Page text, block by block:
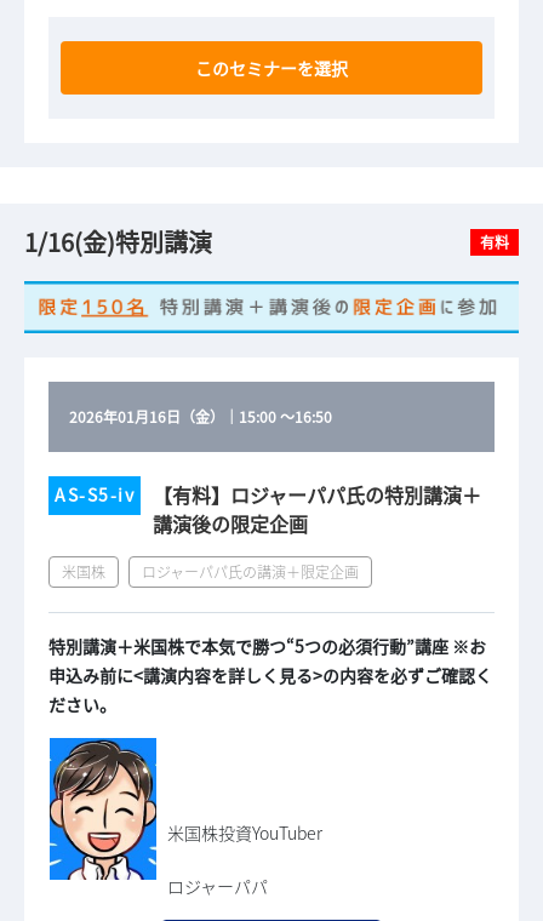
このセミナーを選択
1/16(金)特別講演 有料
2026年01月16日（金） ｜ 15:00～16:50
AS-S5-iv
【有料】ロジャーパパ氏の特別講演＋
講演後の限定企画
米国株 ロジャーパパ氏の講演＋限定企画
特別講演＋米国株で本気で勝つ“5つの必須行動”講座 ※お
申込み前に<講演内容を詳しく見る>の内容を必ずご確認く
ださい。
米国株投資YouTuber
ロジャーパパ